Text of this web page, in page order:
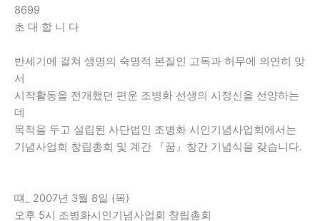
8699
초 대 합 니 다
반세기에 걸쳐 생명의 숙명적 본질인 고독과 허무에 의연히 맞
서
시작활동을 전개했던 편운 조병화 선생의 시정신을 선양하는
데
목적을 두고 설립된 사단법인 조병화 시인기념사업회에서는
기념사업회 창립총회 및 계간 『꿈』창간 기념식을 갖습니다.
떄_ 2007년 3월 8일 (목)
오후 5시 조병화시인기념사업회 창립총회